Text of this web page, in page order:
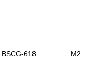
BSCG-618 M2